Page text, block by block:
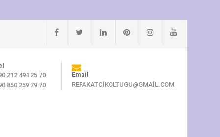
212 494 25 70
850 259 79 70
Email
REFAKATCIKOLTUGU@GMAIL.COM